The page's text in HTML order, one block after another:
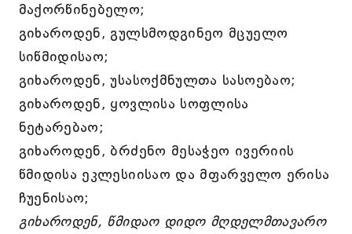
მაქორწინებელო;
გიხაროდენ, გულსმოდგინეო მცუელო
სიწმიდისაო;
გიხაროდენ, უსასოქმნულთა სასოებაო;
გიხაროდენ, ყოვლისა სოფლისა
ნეტარებაო;
გიხაროდენ, ბრძენო მესაჭეო ივერიის
წმიდისა ეკლესიისაო და მფარველო ერისა
ჩუენისაო;
გიხაროდენ, წმიდაო დიდო მღდელმთავარო